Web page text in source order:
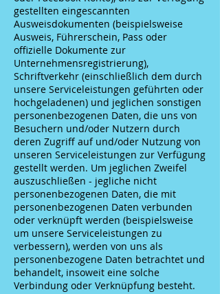
gestellten eingescannten
Ausweisdokumenten (beispielsweise
Ausweis, Führerschein, Pass oder
offizielle Dokumente zur
Unternehmensregistrierung),
Schriftverkehr (einschließlich dem durch
unsere Serviceleistungen geführten oder
hochgeladenen) und jeglichen sonstigen
personenbezogenen Daten, die uns von
Besuchern und/oder Nutzern durch
deren Zugriff auf und/oder Nutzung von
unseren Serviceleistungen zur Verfügung
gestellt werden. Um jeglichen Zweifel
auszuschließen - jegliche nicht
personenbezogenen Daten, die mit
personenbezogenen Daten verbunden
oder verknüpft werden (beispielsweise
um unsere Serviceleistungen zu
verbessern), werden von uns als
personenbezogene Daten betrachtet und
behandelt, insoweit eine solche
Verbindung oder Verknüpfung besteht.